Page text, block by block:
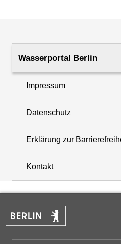
+
−
Wasserportal Berlin
Impressum
Datenschutz
Erklärung zur
Kontakt